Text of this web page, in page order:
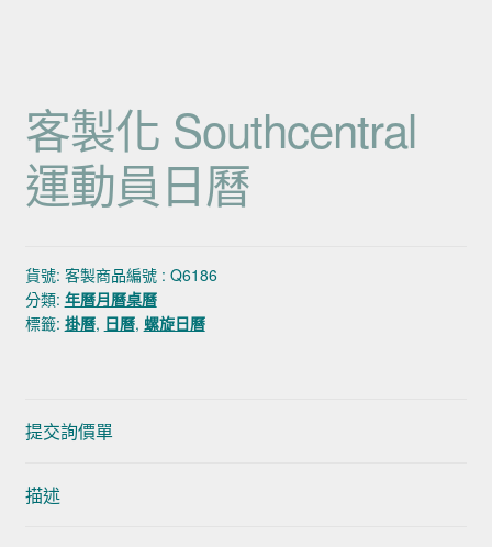
客製化 Southcentral
運動員日曆
貨號: 客製商品編號 : Q6186
分類: 年曆月曆桌曆
標籤: 掛曆, 日曆, 螺旋日曆
提交詢價單
描述